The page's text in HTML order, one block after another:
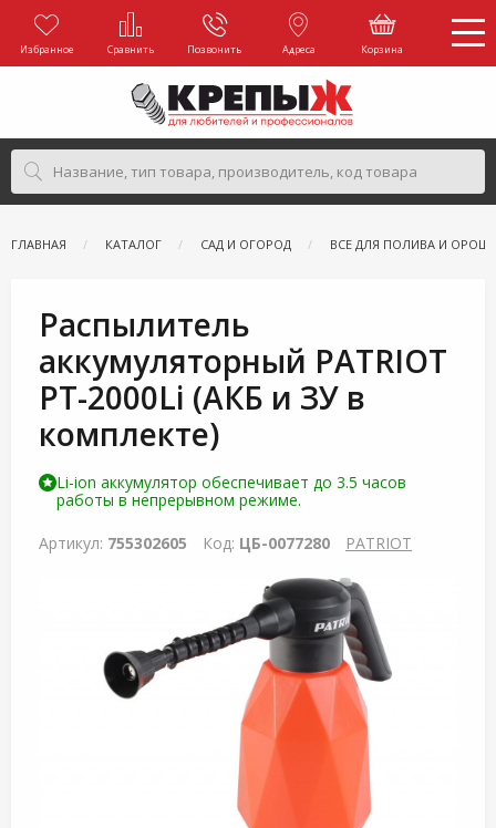
Избранное Сравнить Позвонить Адреса Корзина
ГЛАВНАЯ КАТАЛОГ САД И ОГОРОД ВСЕ ДЛЯ ПОЛИВА И
Распылитель
аккумуляторный PATRIOT
PT-2000Li (АКБ и ЗУ в
комплекте)
Li-ion аккумулятор обеспечивает до 3.5 часов
работы в непрерывном режиме.
Артикул: 755302605 Код: ЦБ-0077280 PATRIOT